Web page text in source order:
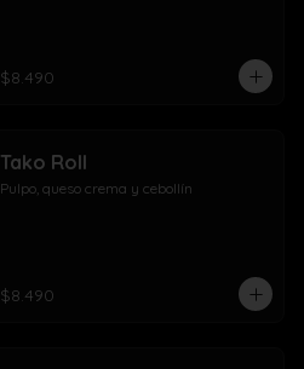
$8.490
Tako Roll
Pulpo, queso crema y cebollín
$8.490